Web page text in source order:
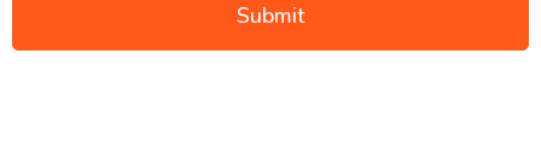
Submit